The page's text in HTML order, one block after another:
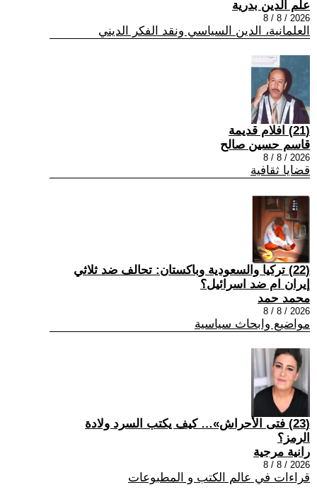
علم الدين بدرية
2026 / 8 / 8
العلمانية، الدين السياسي ونقد الفكر الديني
(21) افلام قديمة
قاسم حسين صالح
2026 / 8 / 8
قضايا ثقافية
(22) تركيا والسعودية وباكستان: تحالف ضد ثلاثي
إيران ام ضد اسرائيل؟
محمد حمد
2026 / 8 / 8
مواضيع وابحاث سياسية
(23) فتى الأحراش»… كيف يكتب السرد ولادة
الرمز؟
رانية مرجية
2026 / 8 / 8
قراءات في عالم الكتب و المطبوعات